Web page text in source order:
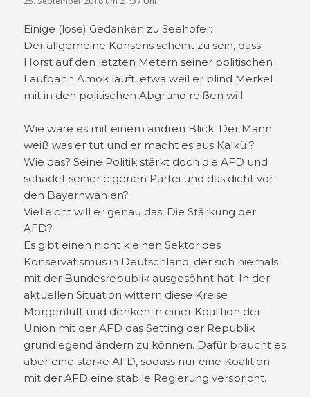
Einige (lose) Gedanken zu Seehofer:
Der allgemeine Konsens scheint zu sein, dass
Horst auf den letzten Metern seiner politischen
Laufbahn Amok läuft, etwa weil er blind Merkel
mit in den politischen Abgrund reißen will.
Wie wäre es mit einem andren Blick: Der Mann
weiß was er tut und er macht es aus Kalkül?
Wie das? Seine Politik stärkt doch die AFD und
schadet seiner eigenen Partei und das dicht vor
den Bayernwahlen?
Vielleicht will er genau das: Die Stärkung der
AFD?
Es gibt einen nicht kleinen Sektor des
Konservatismus in Deutschland, der sich niemals
mit der Bundesrepublik ausgesöhnt hat. In der
aktuellen Situation wittern diese Kreise
Morgenluft und denken in einer Koalition der
Union mit der AFD das Setting der Republik
grundlegend ändern zu können. Dafür braucht es
aber eine starke AFD, sodass nur eine Koalition
mit der AFD eine stabile Regierung verspricht.